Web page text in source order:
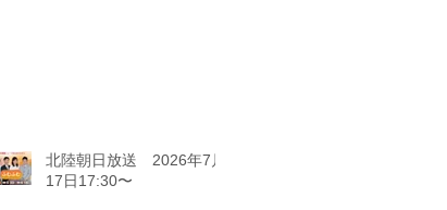
北陸朝日放送 2026年7月
17日17:30〜